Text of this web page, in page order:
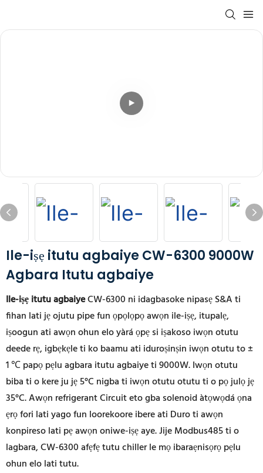
Ile-iṣẹ itutu agbaiye CW-6300 9000W
Agbara Itutu agbaiye
Ile-iṣẹ itutu agbaiyeCW-6300 ni idagbasoke nipasẹ S&A ti
fihan lati jẹ ojutu pipe fun ọpọlọpọ awọn ile-iṣẹ, itupalẹ,
iṣoogun ati awọn ohun elo yàrá ọpẹ si iṣakoso iwọn otutu
deede rẹ, igbẹkẹle ti ko baamu ati iduroṣinṣin iwọn otutu to ±
1 ℃ papọ pẹlu agbara itutu agbaiye ti 9000W. Iwọn otutu
biba ti o kere ju jẹ 5°C nigba ti iwọn otutu otutu ti o pọ julọ jẹ
35°C. Awọn refrigerant Circuit eto gba solenoid àtọwọdá ọna
ẹrọ fori lati yago fun loorekoore ibere ati Duro ti awọn
konpireso lati pẹ awọn oniwe-iṣẹ aye. Jije Modbus485 ti o
lagbara, CW-6300 afẹfẹ tutu chiller le mọ ibaraẹnisọrọ pẹlu
ohun elo lati tutu.